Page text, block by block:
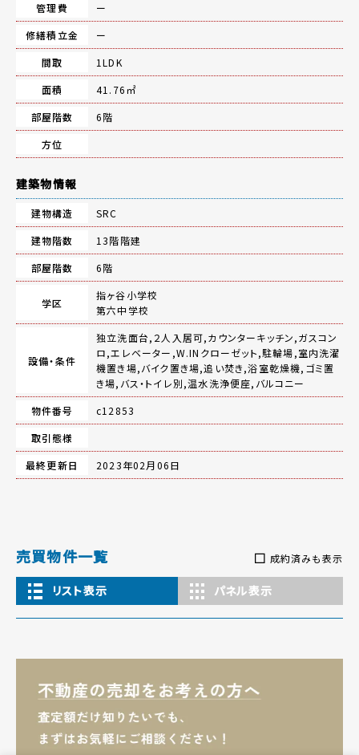
管理費
ー
修繕積立金
ー
間取
1LDK
面積
41.76㎡
部屋階数
6階
方位
建築物情報
建物構造
SRC
建物階数
13階階建
部屋階数
6階
学区
指ヶ谷小学校
第六中学校
設備・条件
独立洗面台,２人入居可,カウンターキッチン,ガスコン
ロ,エレベーター,W.INクローゼット,駐輪場,室内洗濯
機置き場,バイク置き場,追い焚き,浴室乾燥機,ゴミ置
き場,バス・トイレ別,温水洗浄便座,バルコニー
物件番号
c12853
取引態様
最終更新日
2023年02月06日
売買物件一覧 成約済みも表示
リスト表示 パネル表示